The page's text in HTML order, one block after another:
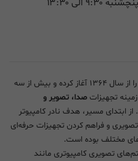
فروشگاه نادر کامپیوتر فعالیت خود را از سال ۱۳۶۴ آغاز کرده و بیش از سه
تجهیزات صدا، تصویر و
ابتدای مسیر، هدف نادر کامپیوتر
و فراهم کردن تجهیزات حرفه‌ای
مختلف بوده است.
تصویری کامپیوتری مانند